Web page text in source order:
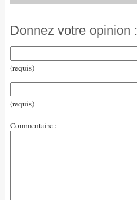
Donnez votre opinion :
(requis)
(requis)
Commentaire :